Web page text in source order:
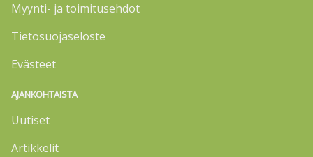
Myynti- ja toimitusehdot
Tietosuojaseloste
Evästeet
AJANKOHTAISTA
Uutiset
Artikkelit